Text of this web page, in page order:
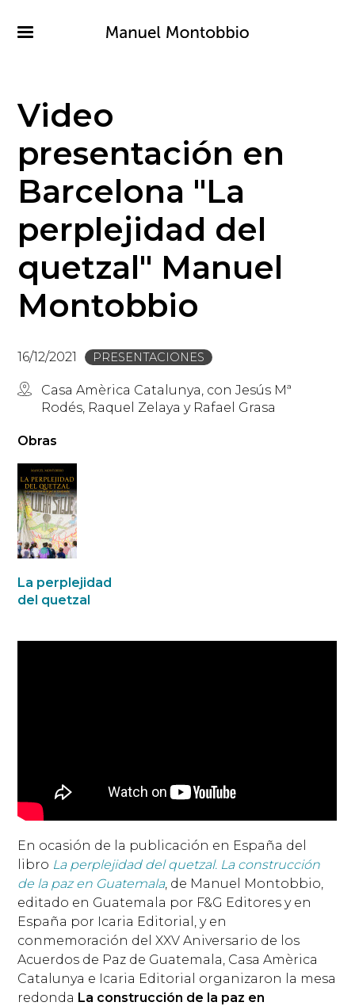
contenido
Video
presentación en
Barcelona "La
perplejidad del
quetzal" Manuel
Montobbio
16/12/2021 PRESENTACIONES
Casa Amèrica Catalunya, con Jesús Mª
Rodés, Raquel Zelaya y Rafael Grasa
Obras
La perplejidad
del quetzal
En ocasión de la publicación en España del
libro La perplejidad del quetzal. La construcción
de la paz en Guatemala, de Manuel Montobbio,
editado en Guatemala por F&G Editores y en
España por Icaria Editorial, y en
conmemoración del XXV Aniversario de los
Acuerdos de Paz de Guatemala, Casa Amèrica
Catalunya e Icaria Editorial organizaron la mesa
redonda La construcción de la paz en